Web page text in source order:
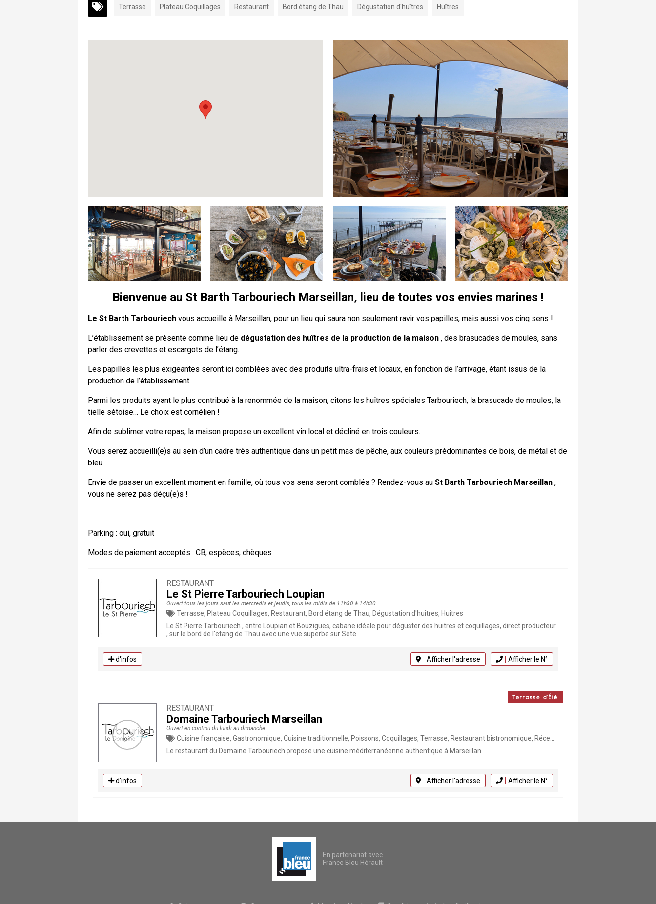
Terrasse Plateau Coquillages Restaurant Bord étang de Thau Dégustation d'huîtres Huîtres
Bienvenue au St Barth Tarbouriech Marseillan, lieu de toutes vos envies marines !
Le St Barth Tarbouriech vous accueille à Marseillan, pour un lieu qui saura non seulement ravir vos papilles, mais aussi vos cinq sens !
L’établissement se présente comme lieu de dégustation des huîtres de la production de la maison , des brasucades de moules, sans
parler des crevettes et escargots de l’étang.
Les papilles les plus exigeantes seront ici comblées avec des produits ultra-frais et locaux, en fonction de l’arrivage, étant issus de la
production de l’établissement.
Parmi les produits ayant le plus contribué à la renommée de la maison, citons les huîtres spéciales Tarbouriech, la brasucade de moules, la
tielle sétoise… Le choix est cornélien !
Afin de sublimer votre repas, la maison propose un excellent vin local et décliné en trois couleurs.
Vous serez accueilli(e)s au sein d’un cadre très authentique dans un petit mas de pêche, aux couleurs prédominantes de bois, de métal et de
bleu.
Envie de passer un excellent moment en famille, où tous vos sens seront comblés ? Rendez-vous au St Barth Tarbouriech Marseillan ,
vous ne serez pas déçu(e)s !
Parking : oui, gratuit
Modes de paiement acceptés : CB, espèces, chèques
RESTAURANT
Le St Pierre Tarbouriech Loupian
Ouvert tous les jours sauf les mercredis et jeudis, tous les midis de 11h30 à 14h30
Terrasse, Plateau Coquillages, Restaurant, Bord étang de Thau, Dégustation d'huîtres, Huîtres
Le St Pierre Tarbouriech , entre Loupian et Bouzigues, cabane idéale pour déguster des huitres et coquillages, direct producteur
, sur le bord de l'etang de Thau avec une vue superbe sur Sète.
d'infos Afficher l'adresse Afficher le N°
Terrasse d'Été
RESTAURANT
Domaine Tarbouriech Marseillan
Ouvert en continu du lundi au dimanche
Cuisine française, Gastronomique, Cuisine traditionnelle, Poissons, Coquillages, Terrasse, Restaurant bistronomique, Réception Groupes, Cuisine méditerranéenne, Séminaires, Evènementiel, Plateau Coquillages, Animaux acceptés, Restaurant, Mariage, Bar , Spa, Huîtres
Le restaurant du Domaine Tarbouriech propose une cuisine méditerranéenne authentique à Marseillan.
d'infos Afficher l'adresse Afficher le N°
En partenariat avec
France Bleu Hérault